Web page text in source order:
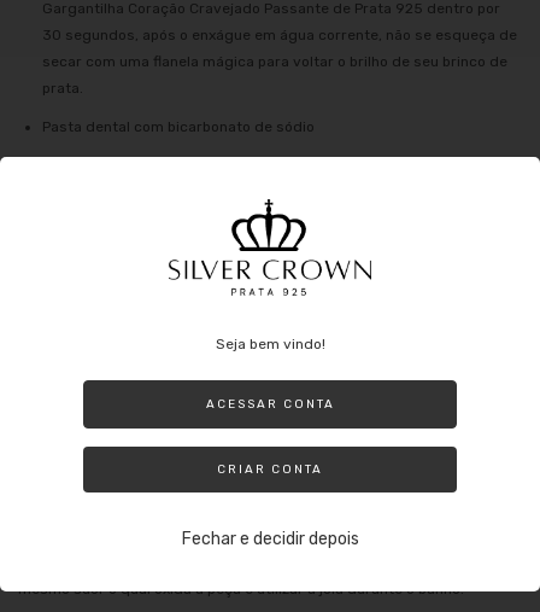
Gargantilha Coração Cravejado Passante de Prata 925 dentro por
30 segundos, após o enxágue em água corrente, não se esqueça de
secar com uma flanela mágica para voltar o brilho de seu brinco de
prata.
Pasta dental com bicarbonato de sódio
Deixe agir por 5 minutos e enxágue com água corrente e o lave com
um detergente neutro, por fim secar com uma flanela mágica, desta
forma irá voltar o brilho da prata.
O que se evitar no dia a dia com a prata:
Evite usar a Prata ao fazer tarefas domésticas que possam envolver o
uso de produtos nocivos (principalmente alvejante) ou até mesmo nadar
em uma piscina com cloro. Lembre-se de que mesmo sendo prata ela
mesmo suor o qual oxida a peça e utilizar a jóia durante o banho.
Seja bem vindo!
ACESSAR CONTA
CRIAR CONTA
Fechar e decidir depois